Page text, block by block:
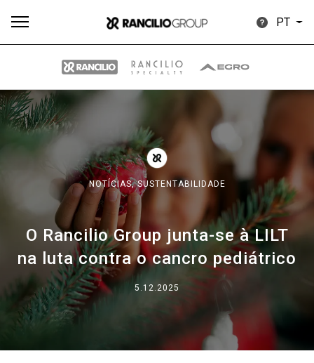
PT
NOTÍCIAS,SUSTENTABILIDADE
O Rancilio Group junta-se à LILT
na luta contra o cancro pediátrico
5.12.2025
Todos
Our brands
Group